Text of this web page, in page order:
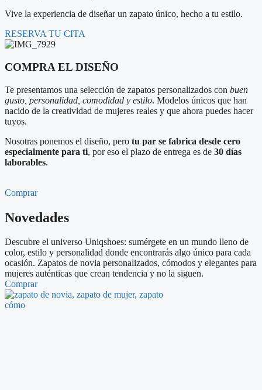
Vive la experiencia de diseñar un zapato único, hecho a tu estilo.
RESERVA TU CITA
COMPRA EL DISEÑO
Te presentamos una selección de zapatos personalizados con buen
gusto, personalidad, comodidad y estilo. Modelos únicos que han
nacido de la creatividad de mujeres reales y que ahora puedes hacer
tuyos.
Nosotras ponemos el diseño, pero tu par se fabrica desde cero
especialmente para ti, por eso el plazo de entrega es de 30 días
laborables.
Comprar
Novedades
Descubre el universo Uniqshoes: sumérgete en un mundo lleno de
color, estilo y personalidad donde encontrarás algo único para cada
ocasión. Zapatos de novia personalizados, cómodos y elegantes para
mujeres auténticas que crean tendencia y no la siguen.
Comprar